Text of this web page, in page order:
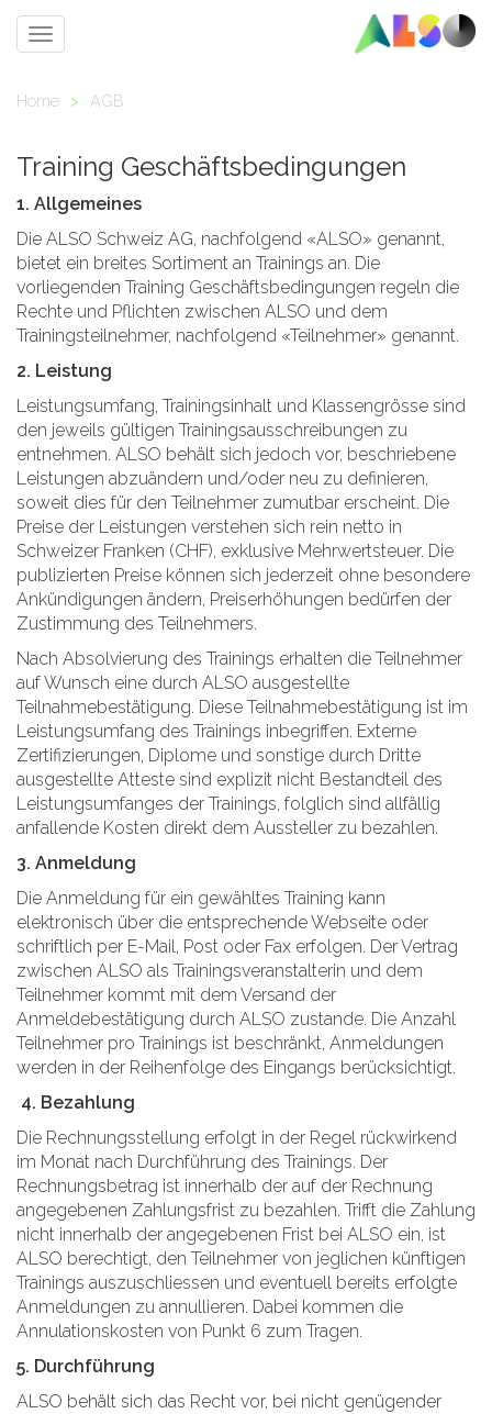
Toggle
Home > AGB
Training Geschäftsbedingungen
1. Allgemeines
Die ALSO Schweiz AG, nachfolgend «ALSO» genannt,
bietet ein breites Sortiment an Trainings an. Die
vorliegenden Training Geschäftsbedingungen regeln die
Rechte und Pflichten zwischen ALSO und dem
Trainingsteilnehmer, nachfolgend «Teilnehmer» genannt.
2. Leistung
Leistungsumfang, Trainingsinhalt und Klassengrösse sind
den jeweils gültigen Trainingsausschreibungen zu
entnehmen. ALSO behält sich jedoch vor, beschriebene
Leistungen abzuändern und/oder neu zu definieren,
soweit dies für den Teilnehmer zumutbar erscheint. Die
Preise der Leistungen verstehen sich rein netto in
Schweizer Franken (CHF), exklusive Mehrwertsteuer. Die
publizierten Preise können sich jederzeit ohne besondere
Ankündigungen ändern, Preiserhöhungen bedürfen der
Zustimmung des Teilnehmers.
Nach Absolvierung des Trainings erhalten die Teilnehmer
auf Wunsch eine durch ALSO ausgestellte
Teilnahmebestätigung. Diese Teilnahmebestätigung ist im
Leistungsumfang des Trainings inbegriffen. Externe
Zertifizierungen, Diplome und sonstige durch Dritte
ausgestellte Atteste sind explizit nicht Bestandteil des
Leistungsumfanges der Trainings, folglich sind allfällig
anfallende Kosten direkt dem Aussteller zu bezahlen.
3. Anmeldung
Die Anmeldung für ein gewähltes Training kann
elektronisch über die entsprechende Webseite oder
schriftlich per E-Mail, Post oder Fax erfolgen. Der Vertrag
zwischen ALSO als Trainingsveranstalterin und dem
Teilnehmer kommt mit dem Versand der
Anmeldebestätigung durch ALSO zustande. Die Anzahl
Teilnehmer pro Trainings ist beschränkt, Anmeldungen
werden in der Reihenfolge des Eingangs berücksichtigt.
4. Bezahlung
Die Rechnungsstellung erfolgt in der Regel rückwirkend
im Monat nach Durchführung des Trainings. Der
Rechnungsbetrag ist innerhalb der auf der Rechnung
angegebenen Zahlungsfrist zu bezahlen. Trifft die Zahlung
nicht innerhalb der angegebenen Frist bei ALSO ein, ist
ALSO berechtigt, den Teilnehmer von jeglichen künftigen
Trainings auszuschliessen und eventuell bereits erfolgte
Anmeldungen zu annullieren. Dabei kommen die
Annulationskosten von Punkt 6 zum Tragen.
5. Durchführung
ALSO behält sich das Recht vor, bei nicht genügender